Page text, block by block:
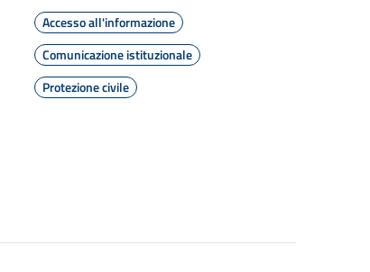
Accesso all'informazione
Comunicazione istituzionale
Protezione civile